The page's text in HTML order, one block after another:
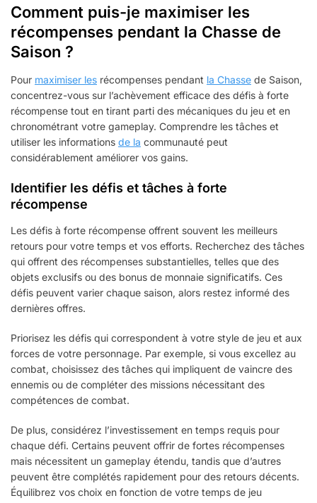
Comment puis-je maximiser les
récompenses pendant la Chasse de
Saison ?
Pour maximiser les récompenses pendant la Chasse de Saison,
concentrez-vous sur l’achèvement efficace des défis à forte
récompense tout en tirant parti des mécaniques du jeu et en
chronométrant votre gameplay. Comprendre les tâches et
utiliser les informations de la communauté peut
considérablement améliorer vos gains.
Identifier les défis et tâches à forte
récompense
Les défis à forte récompense offrent souvent les meilleurs
retours pour votre temps et vos efforts. Recherchez des tâches
qui offrent des récompenses substantielles, telles que des
objets exclusifs ou des bonus de monnaie significatifs. Ces
défis peuvent varier chaque saison, alors restez informé des
dernières offres.
Priorisez les défis qui correspondent à votre style de jeu et aux
forces de votre personnage. Par exemple, si vous excellez au
combat, choisissez des tâches qui impliquent de vaincre des
ennemis ou de compléter des missions nécessitant des
compétences de combat.
De plus, considérez l’investissement en temps requis pour
chaque défi. Certains peuvent offrir de fortes récompenses
mais nécessitent un gameplay étendu, tandis que d’autres
peuvent être complétés rapidement pour des retours décents.
Équilibrez vos choix en fonction de votre temps de jeu